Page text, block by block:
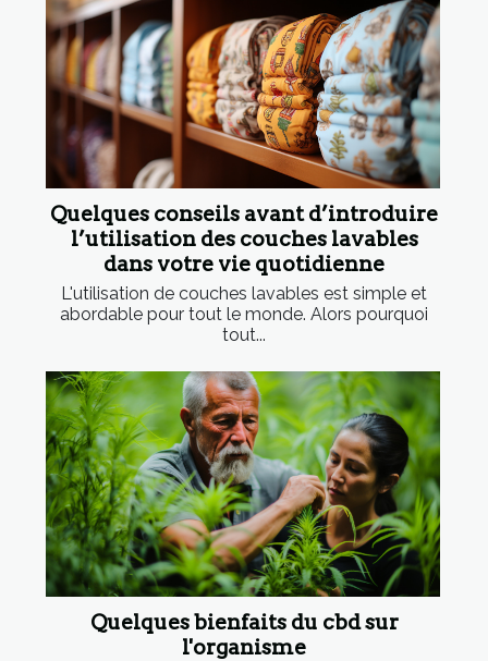
Quelques conseils avant d’introduire
l’utilisation des couches lavables
dans votre vie quotidienne
L'utilisation de couches lavables est simple et
abordable pour tout le monde. Alors pourquoi
tout...
Quelques bienfaits du cbd sur
l'organisme